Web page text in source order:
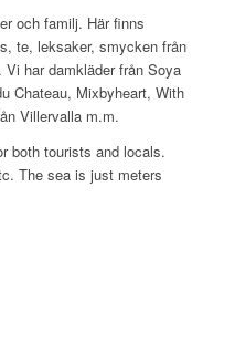
och familj. Här finns
te, leksaker, smycken från
har damkläder från Soya
Chateau, Mixbyheart, With
Villervalla m.m.
both tourists and locals.
The sea is just meters